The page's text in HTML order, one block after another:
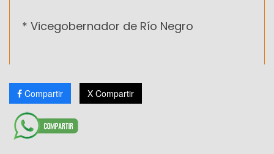
* Vicegobernador de Río Negro
Compartir X Compartir